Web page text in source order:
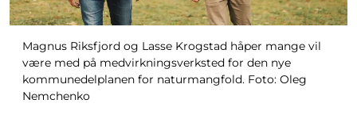
Magnus Riksfjord og Lasse Krogstad håper mange vil
være med på medvirkningsverksted for den nye
kommunedelplanen for naturmangfold. Foto: Oleg
Nemchenko